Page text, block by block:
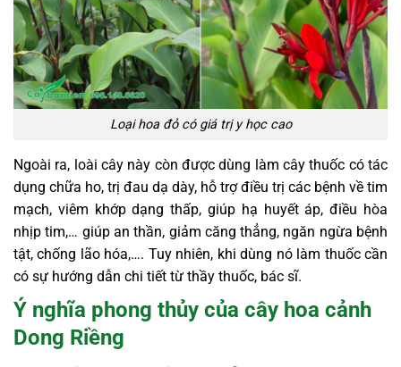
Loại hoa đỏ có giá trị y học cao
Ngoài ra, loài cây này còn được dùng làm cây thuốc có tác
dụng chữa ho, trị đau dạ dày, hỗ trợ điều trị các bệnh về tim
mạch, viêm khớp dạng thấp, giúp hạ huyết áp, điều hòa
nhịp tim,… giúp an thần, giảm căng thẳng, ngăn ngừa bệnh
tật, chống lão hóa,…. Tuy nhiên, khi dùng nó làm thuốc cần
có sự hướng dẫn chi tiết từ thầy thuốc, bác sĩ.
Ý nghĩa phong thủy của cây hoa cảnh
Dong Riềng